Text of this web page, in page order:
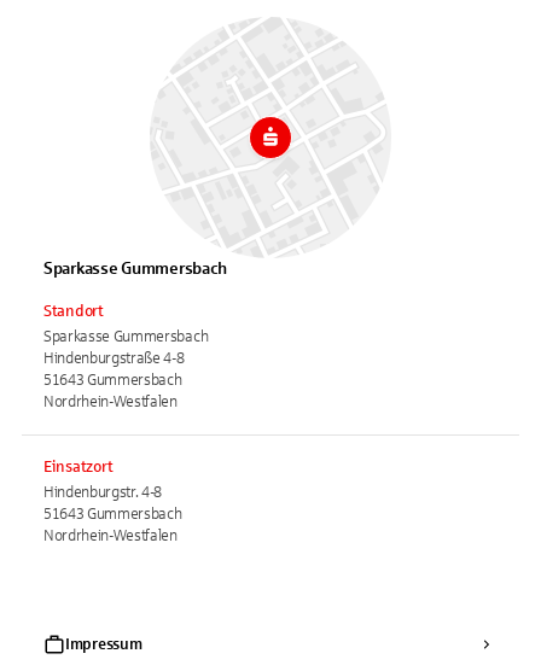
Sparkasse Gummersbach
Standort
Sparkasse Gummersbach
Hindenburgstraße 4-8
51643 Gummersbach
Nordrhein-Westfalen
Einsatzort
Hindenburgstr. 4-8
51643 Gummersbach
Nordrhein-Westfalen
Impressum